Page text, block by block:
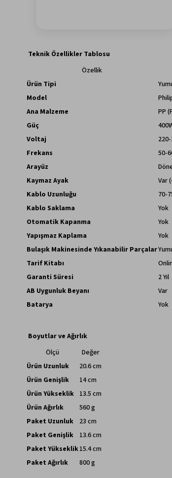
Teknik Özellikler Tablosu
Özellik
Ürün Tipi
Model
Ana Malzeme
PP
Güç
Voltaj
Frekans
50-
Arayüz
Kaymaz Ayak
Var
Kablo Uzunluğu
70-
Kablo Saklama
Yok
Otomatik Kapanma
Yok
Yapışmaz Kaplama
Yok
Bulaşık Makinesinde Yıkanabilir Parçalar
Tarif Kitabı
Garanti Süresi
2 Yıl
AB Uygunluk Beyanı
Var
Batarya
Yok
Boyutlar ve Ağırlık
Ölçü
Değer
Ürün Uzunluk
20.6 cm
Ürün Genişlik
14 cm
Ürün Yükseklik 13.5 cm
Ürün Ağırlık
560 g
Paket Uzunluk
23 cm
Paket Genişlik
13.6 cm
Paket Yükseklik15.4 cm
Paket Ağırlık
800 g